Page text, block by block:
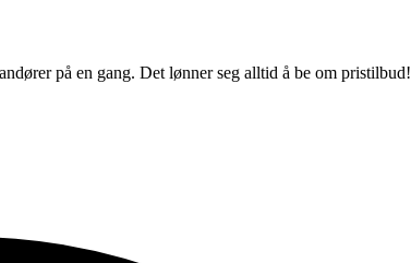
på en gang. Det lønner seg alltid å be om pristilbud!